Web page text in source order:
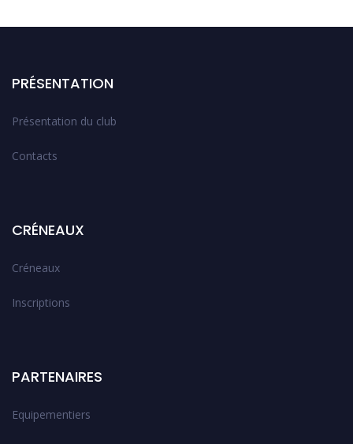
PRÉSENTATION
Présentation du club
Contacts
CRÉNEAUX
Créneaux
Inscriptions
PARTENAIRES
Equipementiers